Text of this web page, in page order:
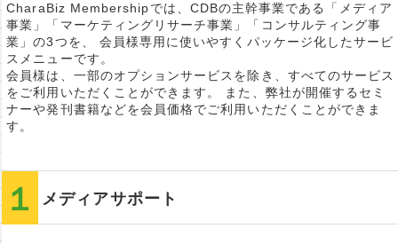
CharaBiz Membershipでは、CDBの主幹事業である「メディア
事業」「マーケティングリサーチ事業」「コンサルティング事
業」の3つを、 会員様専用に使いやすくパッケージ化したサービ
スメニューです。
会員様は、一部のオプションサービスを除き、すべてのサービス
をご利用いただくことができます。 また、弊社が開催するセミ
ナーや発刊書籍などを会員価格でご利用いただくことができま
す。
メディアサポート